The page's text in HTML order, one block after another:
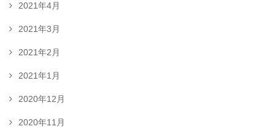
2021年4月
2021年3月
2021年2月
2021年1月
2020年12月
2020年11月